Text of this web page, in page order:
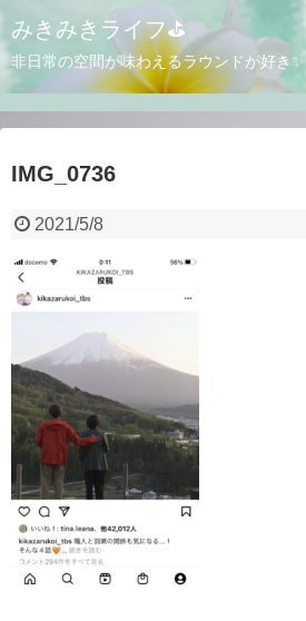
みきみきライフ⛳
非日常の空間が味わえるラウンドが好き✨
IMG_0736
2021/5/8